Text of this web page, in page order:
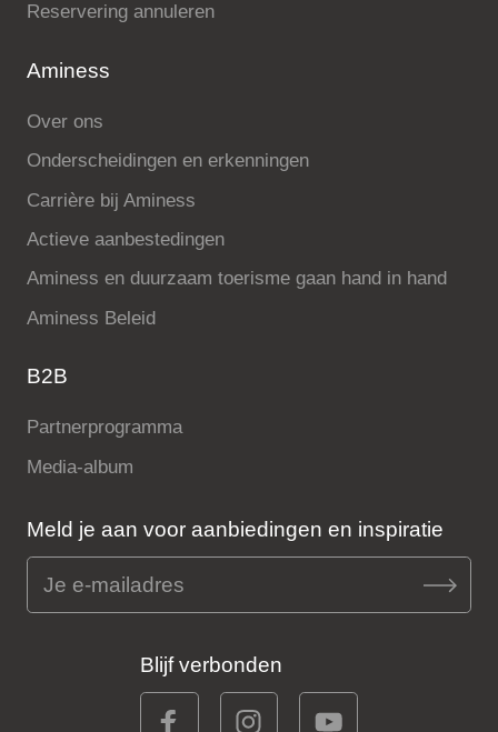
Reservering annuleren
Aminess
Over ons
Onderscheidingen en erkenningen
Carrière bij Aminess
Actieve aanbestedingen
Aminess en duurzaam toerisme gaan hand in hand
Aminess Beleid
B2B
Partnerprogramma
Media-album
Meld je aan voor aanbiedingen en inspiratie
Blijf verbonden